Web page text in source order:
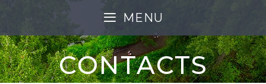
MENU
CONTACTS